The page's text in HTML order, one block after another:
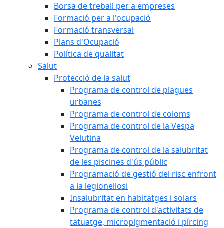
Borsa de treball per a empreses
Formació per a l'ocupació
Formació transversal
Plans d'Ocupació
Política de qualitat
Salut
Protecció de la salut
Programa de control de plagues
urbanes
Programa de control de coloms
Programa de control de la Vespa
Velutina
Programa de control de la salubritat
de les piscines d'ús públic
Programació de gestió del risc enfront
a la legionel·losi
Insalubritat en habitatges i solars
Programa de control d'activitats de
tatuatge, micropigmentació i pírcing